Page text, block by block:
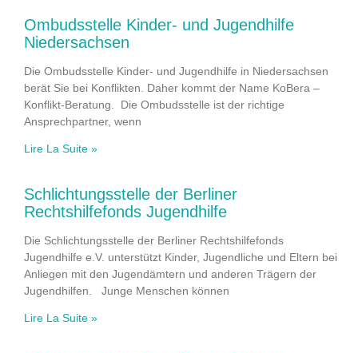
Ombudsstelle Kinder- und Jugendhilfe
Niedersachsen
Die Ombudsstelle Kinder- und Jugendhilfe in Niedersachsen
berät Sie bei Konflikten. Daher kommt der Name KoBera –
Konflikt-Beratung. Die Ombudsstelle ist der richtige
Ansprechpartner, wenn
Lire La Suite »
Schlichtungsstelle der Berliner
Rechtshilfefonds Jugendhilfe
Die Schlichtungsstelle der Berliner Rechtshilfefonds
Jugendhilfe e.V. unterstützt Kinder, Jugendliche und Eltern bei
Anliegen mit den Jugendämtern und anderen Trägern der
Jugendhilfen. Junge Menschen können
Lire La Suite »